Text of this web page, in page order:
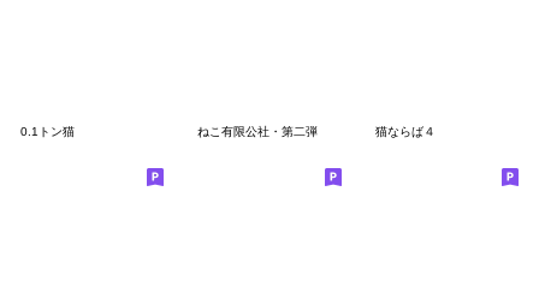
0.1トン猫 ねこ有限公社・第二弾 猫ならば４